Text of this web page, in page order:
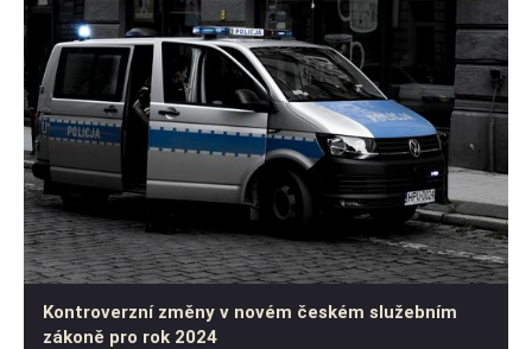
Kontroverzní změny v novém českém služebním
zákoně pro rok 2024